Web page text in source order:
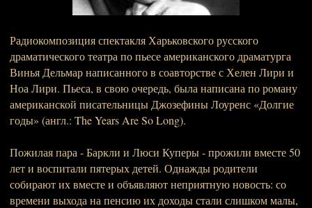
Радиокомпозиция спектакля Харьковского русского
драматического театра по пьесе американского драматурга
Винья Дельмар написанного в соавторстве с Хелен Лири и
Ноа Лири. Пьеса, в свою очередь, была написана по роману
американской писательницы Джозефины Лоуренс «Долгие
годы» (англ.: The Years Are So Long).
Пожилая пара - Баркли и Люси Куперы - прожили вместе 50
лет и воспитали пятерых детей. Однажды родители
собирают их вместе и объявляют неприятную новость: со
времени выхода на пенсию их доходы стали слишком малы,